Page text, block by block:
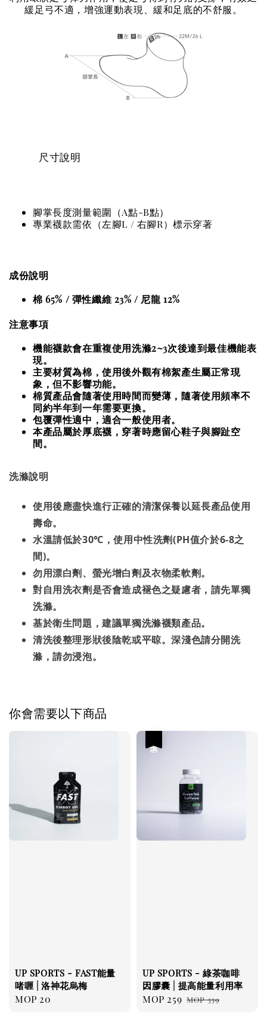
緩足弓不適，增強運動表現、緩和足底的不舒服。
尺寸說明
腳掌長度測量範圍（A點-B點）
專業襪款需依（左腳L / 右腳R）標示穿著
成份說明
棉 65% / 彈性纖維 23% / 尼龍 12%
注意事項
機能襪款會在重複使用洗滌2~3次後達到最佳機能表
現。
主要材質為棉，使用後外觀有棉絮產生屬正常現
象，但不影響功能。
棉質產品會隨著使用時間而變薄，隨著使用頻率不
同約半年到一年需要更換。
包覆彈性適中，適合一般使用者。
本產品屬於厚底襪，穿著時應留心鞋子與腳趾空
間。
洗滌說明
使用後應盡快進行正確的清潔保養以延長產品使用
壽命。
水溫請低於30℃，使用中性洗劑(PH值介於6-8之
間)。
勿用漂白劑、螢光增白劑及衣物柔軟劑。
對自用洗衣劑是否會造成褪色之疑慮者，請先單獨
洗滌。
基於衛生問題，建議單獨洗滌襪類產品。
清洗後整理形狀後陰乾或平晾。深淺色請分開洗
滌，請勿浸泡。
你會需要以下商品
UP SPORTS - FAST能量
啫喱 | 洛神花烏梅
Regular
MOP 20
UP SPORTS - 綠茶咖啡
因膠囊 | 提高能量利用率
Sale
MOP 259 Regular
MOP 339